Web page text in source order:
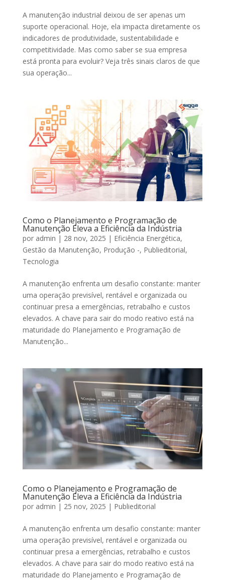
A manutenção industrial deixou de ser apenas um
suporte operacional. Hoje, ela impacta diretamente os
indicadores de produtividade, sustentabilidade e
competitividade. Mas como saber se sua empresa
está pronta para evoluir? Veja três sinais claros de que
sua operação...
Como o Planejamento e Programação de
Manutenção Eleva a Eficiência da Indústria
por admin | 28 nov, 2025 | Eficiência Energética,
Gestão da Manutenção, Produção -, Publieditorial,
Tecnologia
A manutenção enfrenta um desafio constante: manter
uma operação previsível, rentável e organizada ou
continuar presa a emergências, retrabalho e custos
elevados. A chave para sair do modo reativo está na
maturidade do Planejamento e Programação de
Manutenção...
Como o Planejamento e Programação de
Manutenção Eleva a Eficiência da Indústria
por admin | 25 nov, 2025 | Publieditorial
A manutenção enfrenta um desafio constante: manter
uma operação previsível, rentável e organizada ou
continuar presa a emergências, retrabalho e custos
elevados. A chave para sair do modo reativo está na
maturidade do Planejamento e Programação de